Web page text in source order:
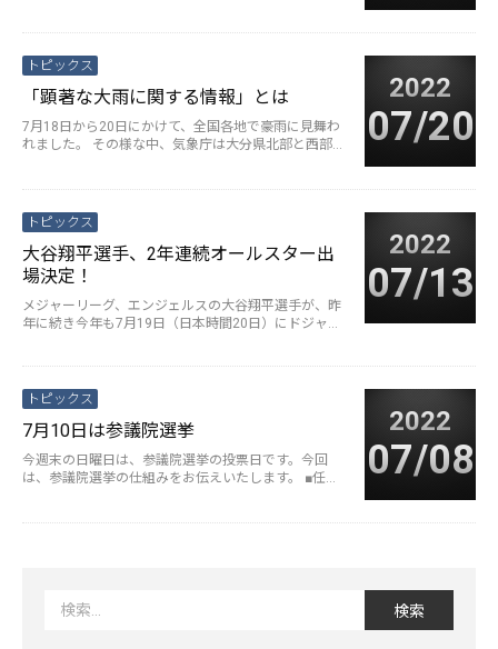
トピックス
「顕著な大雨に関する情報」とは
7月18日から20日にかけて、全国各地で豪雨に見舞わ
れました。 その様な中、気象庁は大分県北部と西部に
2022
07/20
トピックス
大谷翔平選手、2年連続オールスター出
場決定！
メジャーリーグ、エンジェルスの大谷翔平選手が、昨
年に続き今年も7月19日（日本時間20日）にドジャー
2022
07/13
トピックス
7月10日は参議院選挙
今週末の日曜日は、参議院選挙の投票日です。今回
は、参議院選挙の仕組みをお伝えいたします。 ■任期
2022
07/08